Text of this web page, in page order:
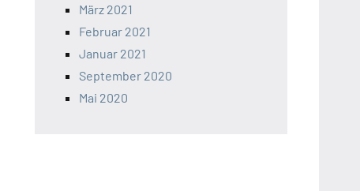
März 2021
Februar 2021
Januar 2021
September 2020
Mai 2020